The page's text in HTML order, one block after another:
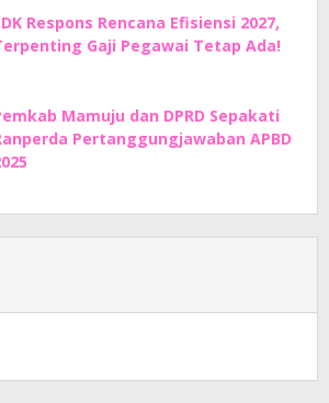
Respons Rencana Efisiensi 2027,
Gaji Pegawai Tetap Ada!
Mamuju dan DPRD Sepakati
Pertanggungjawaban APBD